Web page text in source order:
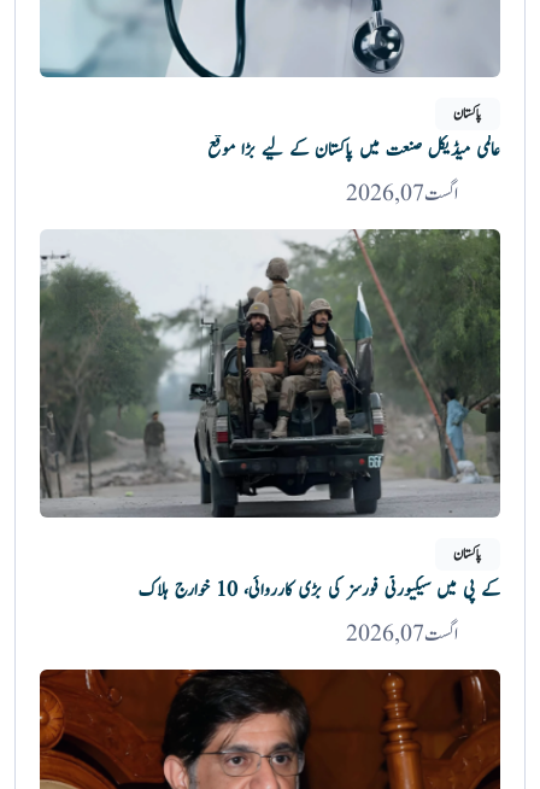
پاکستان
عالمی میڈیکل صنعت میں پاکستان کے لیے بڑا موقع
اگست 07, 2026
پاکستان
کے پی میں سیکیورٹی فورسز کی بڑی کارروائی، 10 خوارج ہلاک
اگست 07, 2026